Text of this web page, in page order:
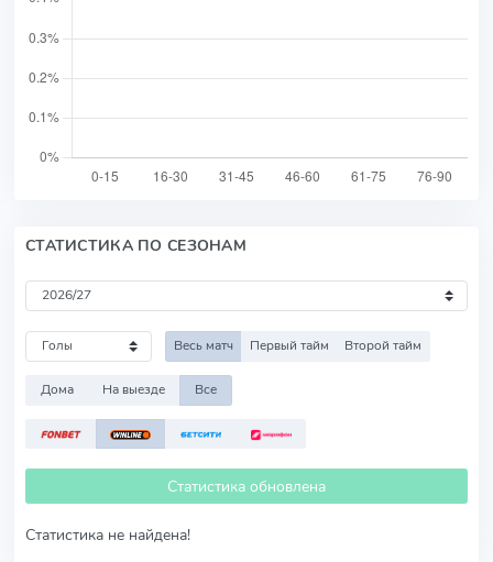
СТАТИСТИКА ПО СЕЗОНАМ
Весь матч Первый тайм Второй тайм
Дома На выезде Все
Статистика обновлена
Статистика не найдена!